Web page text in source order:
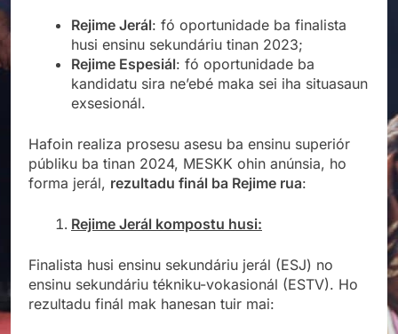
Rejime Jerál: fó oportunidade ba finalista
husi ensinu sekundáriu tinan 2023;
Rejime Espesiál: fó oportunidade ba
kandidatu sira ne’ebé maka sei iha situasaun
exsesionál.
Hafoin realiza prosesu asesu ba ensinu superiór
públiku ba tinan 2024, MESKK ohin anúnsia, ho
forma jerál, rezultadu finál ba Rejime rua:
Rejime Jerál kompostu husi:
Finalista husi ensinu sekundáriu jerál (ESJ) no
ensinu sekundáriu tékniku-vokasionál (ESTV). Ho
rezultadu finál mak hanesan tuir mai: